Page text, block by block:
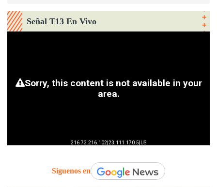
Señal T13 En Vivo
Síguenos en